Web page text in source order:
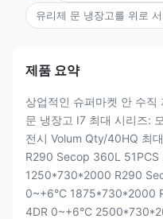
유리제 문 냉장고를 위로
제품 요약
상업적인 슈퍼마켓 안 수직
문 냉장고 I7 최대 시리즈:
전시 Volum Qty/40HQ 최
R290 Secop 360L 51PCS
1250*730*2000 R290
0~+6°C 1875*730*2000
4DR 0~+6°C